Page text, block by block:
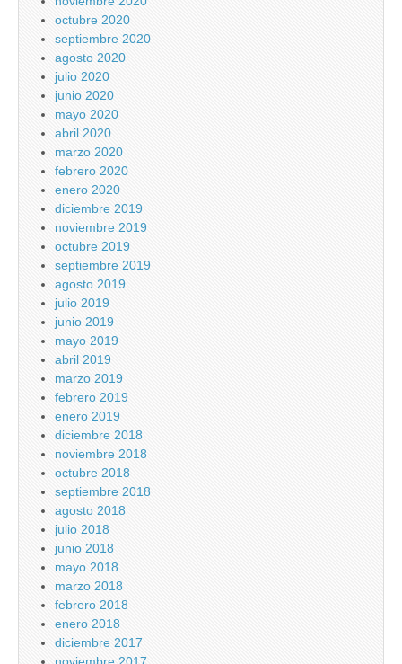
octubre 2020
septiembre 2020
agosto 2020
julio 2020
junio 2020
mayo 2020
abril 2020
marzo 2020
febrero 2020
enero 2020
diciembre 2019
noviembre 2019
octubre 2019
septiembre 2019
agosto 2019
julio 2019
junio 2019
mayo 2019
abril 2019
marzo 2019
febrero 2019
enero 2019
diciembre 2018
noviembre 2018
octubre 2018
septiembre 2018
agosto 2018
julio 2018
junio 2018
mayo 2018
marzo 2018
febrero 2018
enero 2018
diciembre 2017